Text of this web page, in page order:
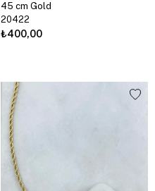
45 cm Gold
20422
₺400,00